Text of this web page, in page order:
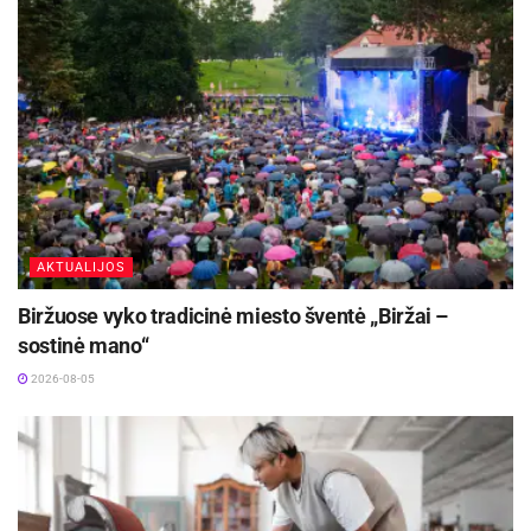
stiprinti NVO, kad smurto dėl lyties prevencija
taptų neatskiriama jų kasdienės veiklos dalimi ir
prisidėti prie paslaugų nukentėjusioms (-iems)
nuo smurto dėl lyties kokybės gerinimo.
Aktualios naujienos
Patogesnės kelionės elektriniais traukiniais iš
Radviliškio – jau šį rudenį
2026-08-05
Visagino savivaldybės teritorijoje Antiteroristinių
Programos VEIKIAM! / VEICAM! / KOOS
LAHENDUSTENI! kryptys:
AKTUALIJOS
Biržuose vyko tradicinė miesto šventė „Biržai –
sostinė mano“
2026-08-05